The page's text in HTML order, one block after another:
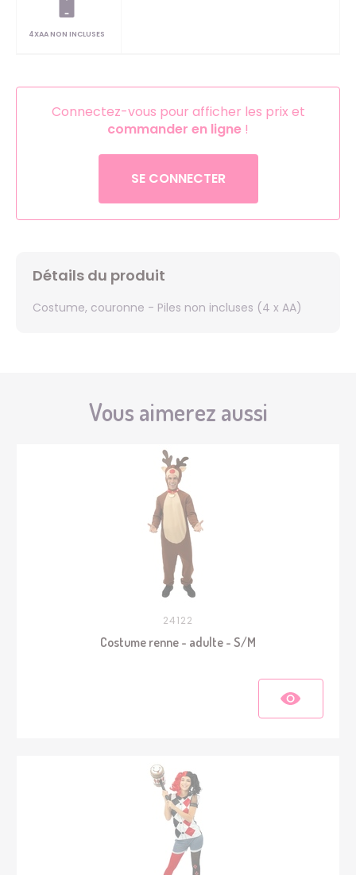
4XAA NON INCLUSES
Connectez-vous pour afficher les prix et
commander en ligne !
SE CONNECTER
Détails du produit
Costume, couronne - Piles non incluses (4 x AA)
Vous aimerez aussi
24122
Costume renne - adulte - S/M